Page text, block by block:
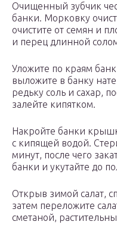
Очищенный зубчик
банки. Морковку
очистите от семян и
и перец длинной
Уложите по краям
выложите в банку
редьку соль и сахар,
залейте кипятком.
Накройте банки
с кипящей водой.
минут, после чего
банки и укутайте до
Открыв зимой салат,
затем переложите
сметаной,